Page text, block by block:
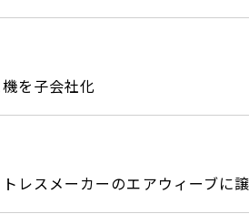
を子会社化
レスメーカーのエアウィーブに